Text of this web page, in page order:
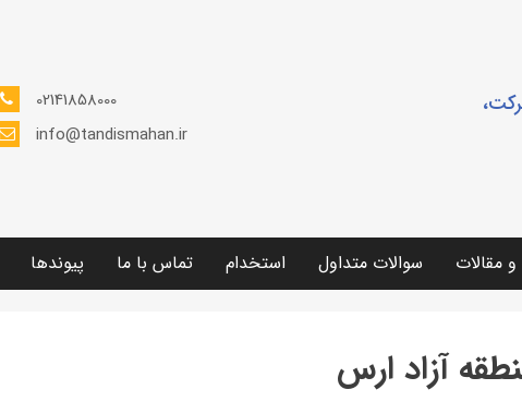
02141858000
info@tandismahan.ir
مقالات سوالات متداول استخدام تماس با ما پیوندها
آزاد ارس